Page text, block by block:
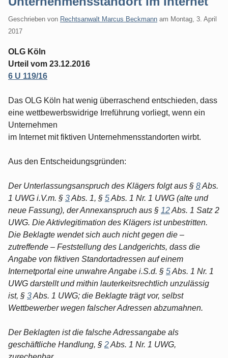
Geschrieben von Rechtsanwalt Marcus Beckmann am Montag, 3. April
2017
OLG Köln
Urteil vom 23.12.2016
6 U 119/16
Das OLG Köln hat wenig überraschend entschieden, dass
eine wettbewerbswidrige Irreführung vorliegt, wenn ein
Unternehmen
im Internet mit fiktiven Unternehmensstandorten wirbt.
Aus den Entscheidungsgründen:
Der Unterlassungsanspruch des Klägers folgt aus § 8Abs.
1 UWG i.V.m. § 3Abs. 1, § 5Abs. 1 Nr. 1 UWG (alte und
neue Fassung), der Annexanspruch aus § 12Abs. 1 Satz 2
UWG. Die Aktivlegitimation des Klägers ist unbestritten.
Die Beklagte wendet sich auch nicht gegen die –
zutreffende – Feststellung des Landgerichts, dass die
Angabe von fiktiven Standortadressen auf einem
Internetportal eine unwahre Angabe i.S.d. § 5Abs. 1 Nr. 1
UWG darstellt und mithin lauterkeitsrechtlich unzulässig
ist, § 3Abs. 1 UWG; die Beklagte trägt vor, selbst
Wettbewerber wegen falscher Adressen abzumahnen.
Der Beklagten ist die falsche Adressangabe als
geschäftliche Handlung, § 2Abs. 1 Nr. 1 UWG,